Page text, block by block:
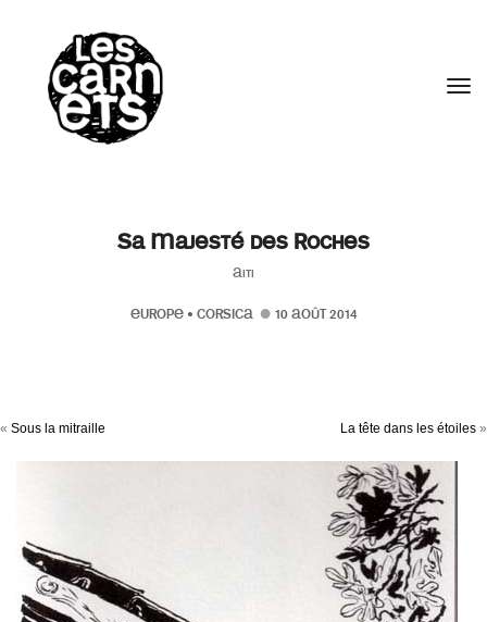
Sa Majesté des Roches
Aiti
EUROPE• CORSICA 10 AOÛT 2014
« Sous la mitraille La tête dans les étoiles »